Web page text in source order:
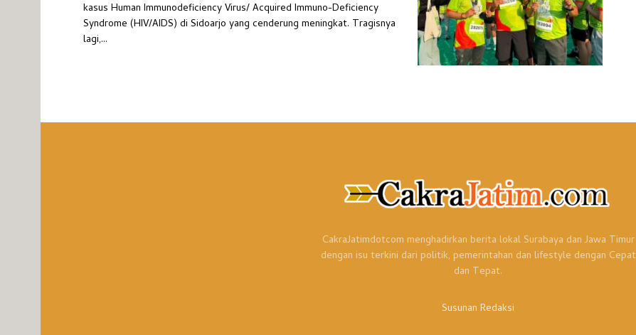
kasus Human Immunodeficiency Virus/ Acquired Immuno-Deficiency
Syndrome (HIV/AIDS) di Sidoarjo yang cenderung meningkat. Tragisnya
lagi,...
CakraJatimdotcom menghadirkan berita lokal Surabaya dan Jawa Timur
dengan isu terkini dari politik, pemerintahan dan lifestyle dengan Cepat
dan Tepat.
Susunan Redaksi